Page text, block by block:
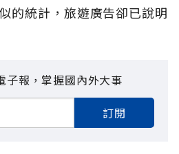
的統計，旅遊廣告卻已說明
子報，掌握國內外大事
訂閱